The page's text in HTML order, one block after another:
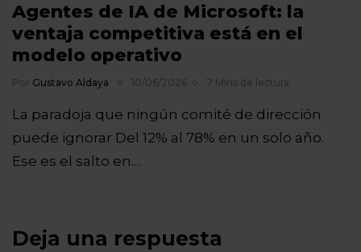
Agentes de IA de Microsoft: la
ventaja competitiva está en el
modelo operativo
Por Gustavo Aldaya 10/06/2026 7 Mins de lectura
La paradoja que ningún comité de dirección
puede ignorar Del 12% al 78% en un solo año.
Ese es el salto en…
Deja una respuesta